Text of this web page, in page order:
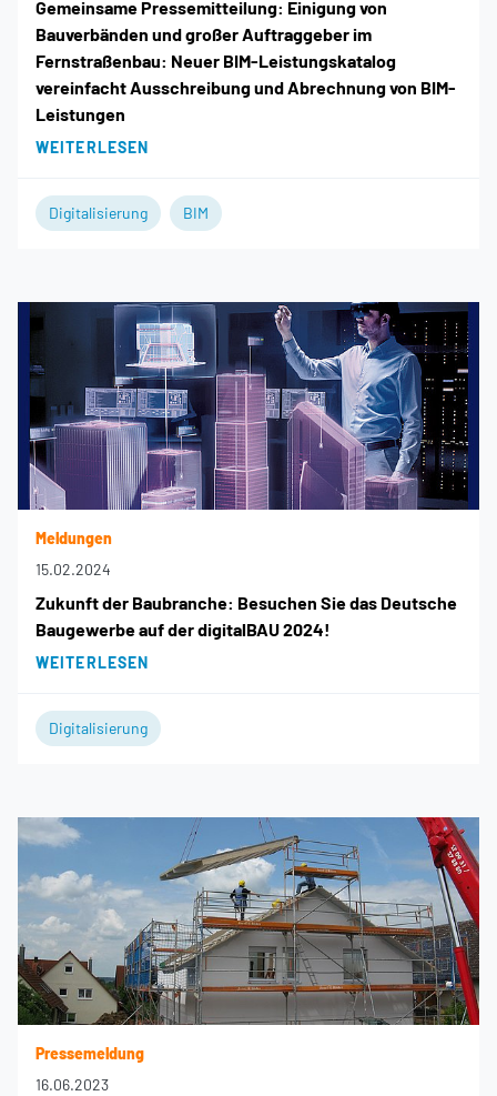
Gemeinsame Pressemitteilung: Einigung von
Bauverbänden und großer Auftraggeber im
Fernstraßenbau: Neuer BIM-Leistungskatalog
vereinfacht Ausschreibung und Abrechnung von BIM-
Leistungen
WEITERLESEN
Digitalisierung BIM
Meldungen
15.02.2024
Zukunft der Baubranche: Besuchen Sie das Deutsche
Baugewerbe auf der digitalBAU 2024!
WEITERLESEN
Digitalisierung
Pressemeldung
16.06.2023